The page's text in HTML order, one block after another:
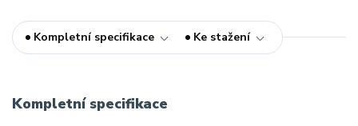
Kompletní specifikace Ke stažení
Kompletní specifikace